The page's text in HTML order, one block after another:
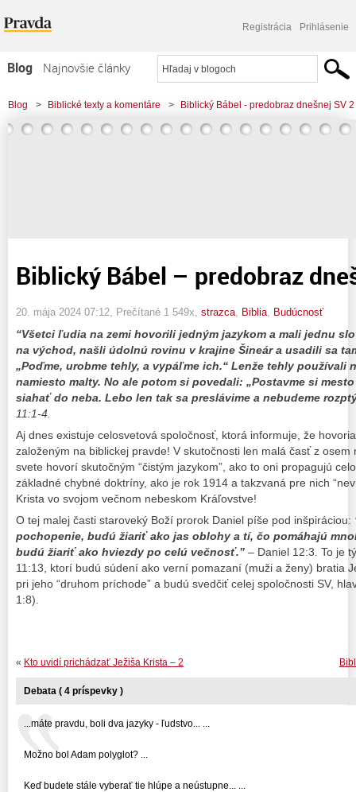
Registrácia Prihlásenie
Blog
Najnovšie články
Najčítanejšie články
Najkomentovanejšie články
Blog > Biblické texty a komentáre > Biblický Bábel - predobraz dnešnej SV 2
Biblický Bábel – predobraz
20. mája 2024 07:12 , Prečítané 1 549x, strazca Biblia Budúcnosť
“Všetci ľudia na zemi hovorili jedným jazykom a mali jednu
na východ, našli údolnú rovinu v krajine Šineár a usadili sa
„Poďme, urobme tehly, a vypáľme ich.“ Lenže tehly používali
namiesto malty. No ale potom si povedali: „Postavme si
siahať do neba. Lebo len tak sa preslávime a nebudeme
11:1-4.
Aj dnes existuje celosvetová spoločnosť, ktorá informuje, že
založeným na biblickej pravde! V skutočnosti len malá časť z
svete hovorí skutočným “čistým jazykom”, ako to oni propagujú
základné chybné doktríny, ako je rok 1914 a takzvaná pre nich
Krista vo svojom večnom nebeskom Kráľovstve!
O tej malej časti staroveký Boží prorok Daniel píše pod inšpiráciou:
pochopenie, budú žiariť ako jas oblohy a tí, čo pomáhajú
budú žiariť ako hviezdy po celú večnosť.” – Daniel 12:3. To je
11:13, ktorí budú súdení ako verní pomazaní (muži a ženy) bratia
pri jeho “druhom príchode” a budú svedčiť celej spoločnosti SV,
1:8).
« Kto uvidí prichádzať Ježiša Krista – 2
Debata ( 4 príspevky )
...máte pravdu, boli dva jazyky - ľudstvo... ...
Možno bol Adam polyglot? ...
Keď budete stále vyberať tie hlúpe a neústupne... ...